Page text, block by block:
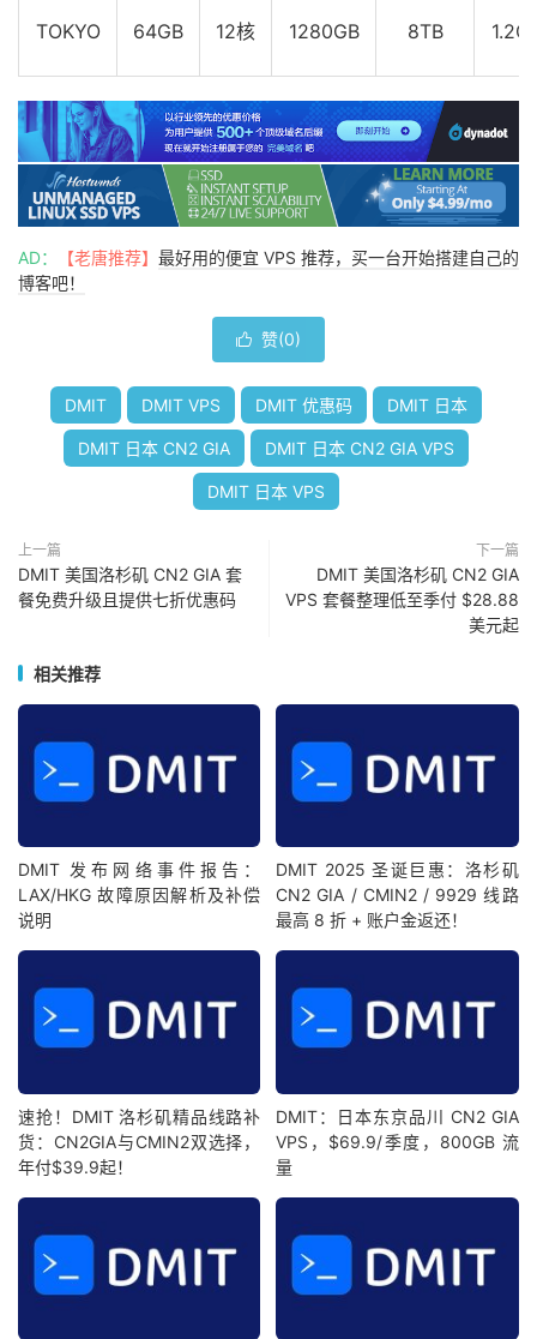
TOKYO 64GB 12核 1280GB 8TB
AD： 【老唐推荐】 最好用的便宜 VPS 推荐，买一台开始搭建自己的
博客吧！
 赞(0)
DMIT DMIT VPS DMIT 优惠码 DMIT 日本
DMIT 日本 CN2 GIA DMIT 日本 CN2 GIA VPS
DMIT 日本 VPS
上一篇
DMIT 美国洛杉矶 CN2 GIA 套
餐免费升级且提供七折优惠码
下一篇
DMIT 美国洛杉矶 CN2 GIA
VPS 套餐整理低至季付 $28.88
美元起
相关推荐
DMIT 发布网络事件报告：
LAX/HKG 故障原因解析及补偿
说明
DMIT 2025 圣诞巨惠：洛杉矶
CN2 GIA / CMIN2 / 9929 线路
最高 8 折 + 账户金返还！
速抢！DMIT 洛杉矶精品线路补
货：CN2GIA与CMIN2双选择，
年付$39.9起！
DMIT：日本东京品川 CN2 GIA
VPS，$69.9/季度，800GB 流
量